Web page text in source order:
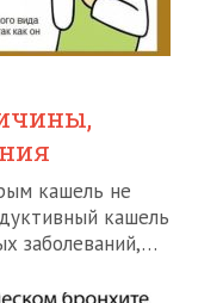
кашель не
кашель
заболеваний,…